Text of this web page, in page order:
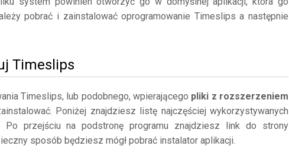
pobrać i zainstalować oprogramowanie Timeslips a następnie
Timeslips
Timeslips, lub podobnego, wpierającego pliki z rozszerzeniem
Poniżej znajdziesz listę najczęściej wykorzystywanych
Po przejściu na podstronę programu znajdziesz link do strony
sposób będziesz mógł pobrać instalator aplikacji.